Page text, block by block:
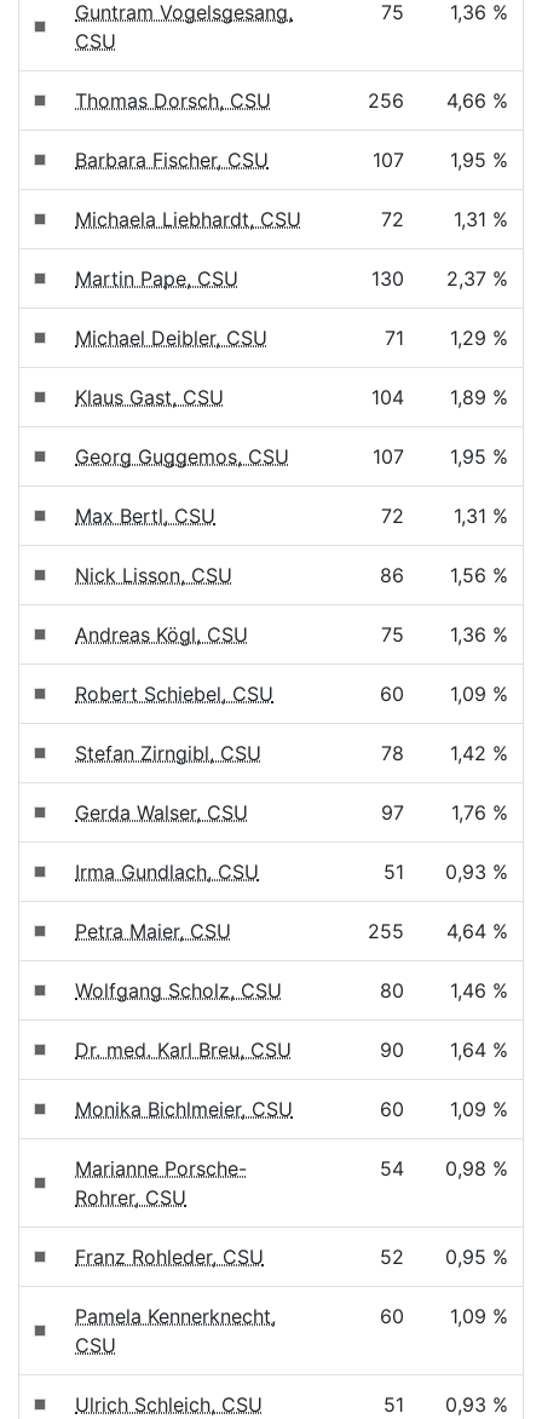
Guntram Vogelsgesang,
CSU
75 1,36 %
Thomas Dorsch, CSU 256 4,66 %
Barbara Fischer, CSU 107 1,95 %
Michaela Liebhardt, CSU 72 1,31 %
Martin Pape, CSU 130 2,37 %
Michael Deibler, CSU 71 1,29 %
Klaus Gast, CSU 104 1,89 %
Georg Guggemos, CSU 107 1,95 %
Max Bertl, CSU 72 1,31 %
Nick Lisson, CSU 86 1,56 %
Andreas Kögl, CSU 75 1,36 %
Robert Schiebel, CSU 60 1,09 %
Stefan Zirngibl, CSU 78 1,42 %
Gerda Walser, CSU 97 1,76 %
Irma Gundlach, CSU 51 0,93 %
Petra Maier, CSU 255 4,64 %
Wolfgang Scholz, CSU 80 1,46 %
Dr. med. Karl Breu, CSU 90 1,64 %
Monika Bichlmeier, CSU 60 1,09 %
Marianne Porsche-
Rohrer, CSU
54 0,98 %
Franz Rohleder, CSU 52 0,95 %
Pamela Kennerknecht,
CSU
60 1,09 %
Ulrich Schleich, CSU 51 0,93 %